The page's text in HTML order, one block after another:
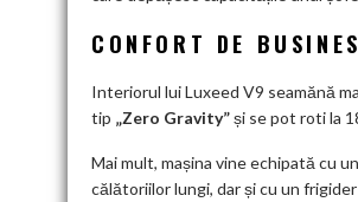
CONFORT DE
Interiorul lui Luxeed V9 seamănă
tip „Zero Gravity”și se pot roti la
Mai mult, mașina vine echipată cu un
călătoriilor lungi, dar și cu un